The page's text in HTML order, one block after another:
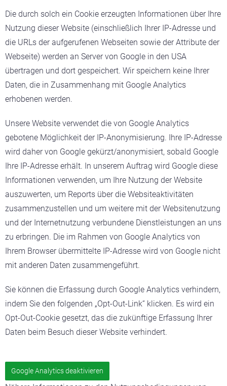
Die durch solch ein Cookie erzeugten Informationen über Ihre
Nutzung dieser Website (einschließlich Ihrer IP-Adresse und
die URLs der aufgerufenen Webseiten sowie der Attribute der
Webseite) werden an Server von Google in den USA
übertragen und dort gespeichert. Wir speichern keine Ihrer
Daten, die in Zusammenhang mit Google Analytics
erhobenen werden.
Unsere Website verwendet die von Google Analytics
gebotene Möglichkeit der IP-Anonymisierung. Ihre IP-Adresse
wird daher von Google gekürzt/anonymisiert, sobald Google
Ihre IP-Adresse erhält. In unserem Auftrag wird Google diese
Informationen verwenden, um Ihre Nutzung der Website
auszuwerten, um Reports über die Websiteaktivitäten
zusammenzustellen und um weitere mit der Websitenutzung
und der Internetnutzung verbundene Dienstleistungen an uns
zu erbringen. Die im Rahmen von Google Analytics von
Ihrem Browser übermittelte IP-Adresse wird von Google nicht
mit anderen Daten zusammengeführt.
Sie können die Erfassung durch Google Analytics verhindern,
indem Sie den folgenden „Opt-Out-Link“ klicken. Es wird ein
Opt-Out-Cookie gesetzt, das die zukünftige Erfassung Ihrer
Daten beim Besuch dieser Website verhindert.
Google Analytics deaktivieren